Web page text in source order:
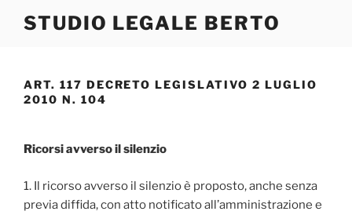
STUDIO LEGALE BERTO
ART. 117 DECRETO LEGISLATIVO 2 LUGLIO
2010 N. 104
Ricorsi avverso il silenzio
1. Il ricorso avverso il silenzio è proposto, anche senza
previa diffida, con atto notificato all’amministrazione e